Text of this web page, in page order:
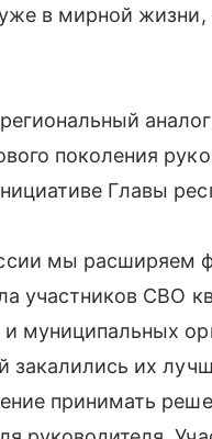
в мирной
поколения
Главы
мы расширяем
участников СВО
муниципальных
закалились их
принимать